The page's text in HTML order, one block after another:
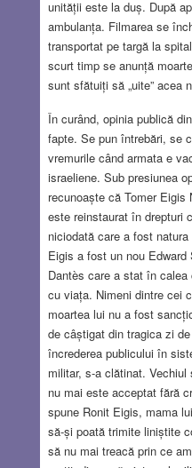
unității este la duș. După
ambulanța. Filmarea se
transportat pe targă la
scurt timp se anunță
sunt sfătuiți să „uite” acea
În curând, opinia publică
fapte. Se pun întrebări, se
vremurile când armata e
israeliene. Sub presiunea
recunoaște că Tomer
este reinstaurat în drepturi
niciodată care a fost
Eigis a fost un nou Edward
Dantès care a stat în
cu viața. Nimeni dintre cei
moartea lui nu a fost
de câștigat din tragica zi
încrederea publicului în
militar, s-a clătinat.
nu mai este acceptat fără
spune Ronit Eigis, mama
să-și poată trimite liniștite
să nu mai treacă prin ce